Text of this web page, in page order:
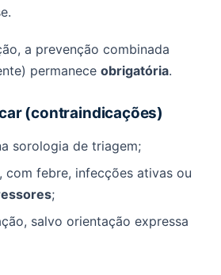
a prevenção combinada
permanece obrigatória.
(contraindicações)
sorologia de triagem;
com febre, infecções ativas ou
;
salvo orientação expressa